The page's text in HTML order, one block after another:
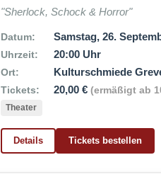
"Sherlock, Schock & Horror"
Datum: Samstag, 26.
Uhrzeit: 20:00 Uhr
Ort: Kulturschmiede
Tickets: 20,00 € (ermäßigt ab
Theater
Details Tickets bestellen